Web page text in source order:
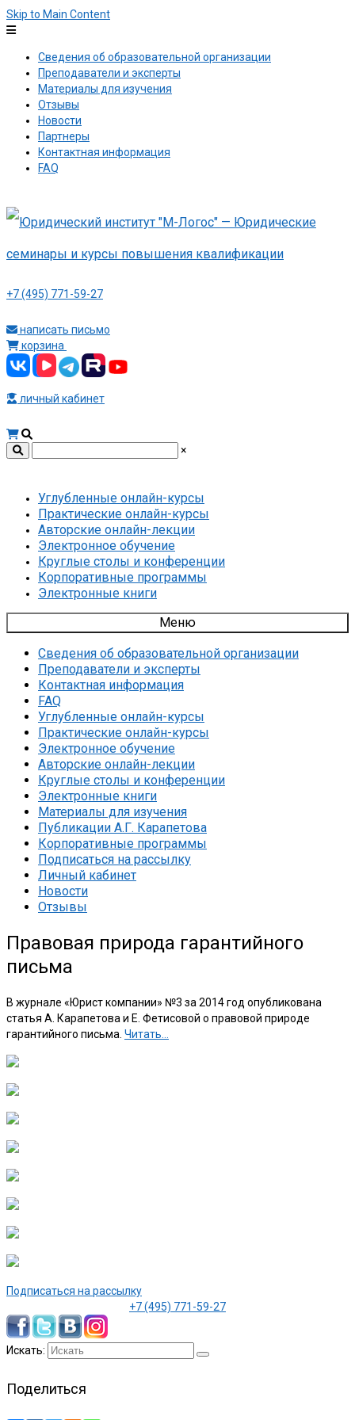
Skip to Main Content
Сведения об образовательной организации
Преподаватели и эксперты
Материалы для изучения
Отзывы
Новости
Партнеры
Контактная информация
FAQ
+7 (495) 771-59-27
написать письмо
корзина
личный кабинет
×
Углубленные онлайн-курсы
Практические онлайн-курсы
Авторские онлайн-лекции
Электронное обучение
Круглые столы и конференции
Корпоративные программы
Электронные книги
Меню
Сведения об образовательной организации
Преподаватели и эксперты
Контактная информация
FAQ
Углубленные онлайн-курсы
Практические онлайн-курсы
Электронное обучение
Авторские онлайн-лекции
Круглые столы и конференции
Электронные книги
Материалы для изучения
Публикации А.Г. Карапетова
Корпоративные программы
Подписаться на рассылку
Личный кабинет
Новости
Отзывы
Правовая природа гарантийного
письма
В журнале «Юрист компании» №3 за 2014 год опубликована
статья А. Карапетова и Е. Фетисовой о правовой природе
гарантийного письма. Читать…
Подписаться на рассылку
+7 (495) 771-59-27
Искать:
Поделиться